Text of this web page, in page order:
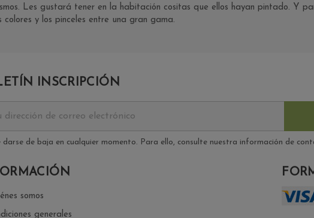
Les gustará tener en la habitación cositas que ellos hayan pintado. Y
colores y los pinceles entre una gran gama.
INSCRIPCIÓN
darse de baja en cualquier momento. Para ello, consulte nuestra información de
somos
generales